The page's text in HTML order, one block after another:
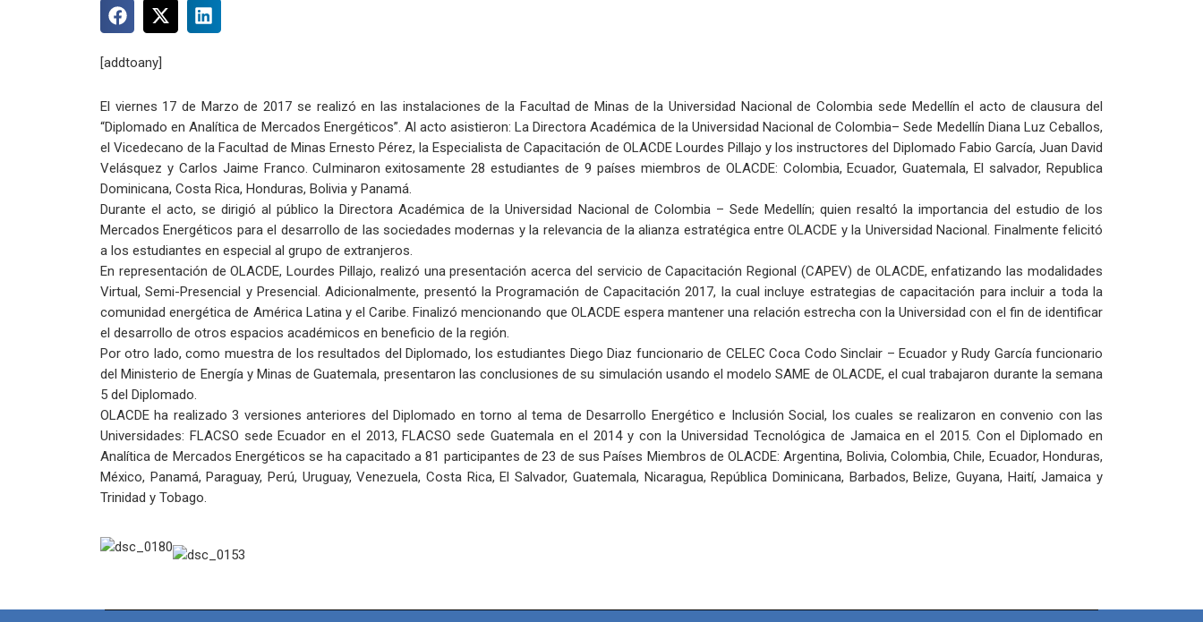
[addtoany]
El viernes 17 de Marzo de 2017 se realizó en las instalaciones de la Facultad de Minas de la Universidad Nacional de Colombia sede Medellín el acto de clausura del
“Diplomado en Analítica de Mercados Energéticos”. Al acto asistieron: La Directora Académica de la Universidad Nacional de Colombia– Sede Medellín Diana Luz Ceballos,
el Vicedecano de la Facultad de Minas Ernesto Pérez, la Especialista de Capacitación de OLACDE Lourdes Pillajo y los instructores del Diplomado Fabio García, Juan David
Velásquez y Carlos Jaime Franco. Culminaron exitosamente 28 estudiantes de 9 países miembros de OLACDE: Colombia, Ecuador, Guatemala, El salvador, Republica
Dominicana, Costa Rica, Honduras, Bolivia y Panamá.
Durante el acto, se dirigió al público la Directora Académica de la Universidad Nacional de Colombia – Sede Medellín; quien resaltó la importancia del estudio de los
Mercados Energéticos para el desarrollo de las sociedades modernas y la relevancia de la alianza estratégica entre OLACDE y la Universidad Nacional. Finalmente felicitó
a los estudiantes en especial al grupo de extranjeros.
En representación de OLACDE, Lourdes Pillajo, realizó una presentación acerca del servicio de Capacitación Regional (CAPEV) de OLACDE, enfatizando las modalidades
Virtual, Semi-Presencial y Presencial. Adicionalmente, presentó la Programación de Capacitación 2017, la cual incluye estrategias de capacitación para incluir a toda la
comunidad energética de América Latina y el Caribe. Finalizó mencionando que OLACDE espera mantener una relación estrecha con la Universidad con el fin de identificar
el desarrollo de otros espacios académicos en beneficio de la región.
Por otro lado, como muestra de los resultados del Diplomado, los estudiantes Diego Diaz funcionario de CELEC Coca Codo Sinclair – Ecuador y Rudy García funcionario
del Ministerio de Energía y Minas de Guatemala, presentaron las conclusiones de su simulación usando el modelo SAME de OLACDE, el cual trabajaron durante la semana
5 del Diplomado.
OLACDE ha realizado 3 versiones anteriores del Diplomado en torno al tema de Desarrollo Energético e Inclusión Social, los cuales se realizaron en convenio con las
Universidades: FLACSO sede Ecuador en el 2013, FLACSO sede Guatemala en el 2014 y con la Universidad Tecnológica de Jamaica en el 2015. Con el Diplomado en
Analítica de Mercados Energéticos se ha capacitado a 81 participantes de 23 de sus Países Miembros de OLACDE: Argentina, Bolivia, Colombia, Chile, Ecuador, Honduras,
México, Panamá, Paraguay, Perú, Uruguay, Venezuela, Costa Rica, El Salvador, Guatemala, Nicaragua, República Dominicana, Barbados, Belize, Guyana, Haití, Jamaica y
Trinidad y Tobago.